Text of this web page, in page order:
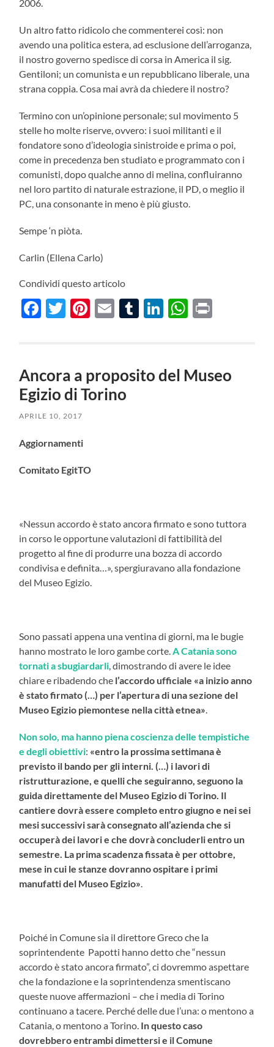
2006.
Un altro fatto ridicolo che commenterei così: non
avendo una politica estera, ad esclusione dell’arroganza,
il nostro governo spedisce di corsa in America il sig.
Gentiloni; un comunista e un repubblicano liberale, una
strana coppia. Cosa mai avrà da chiedere il nostro?
Termino con un’opinione personale; sul movimento 5
stelle ho molte riserve, ovvero: i suoi militanti e il
fondatore sono d’ideologia sinistroide e prima o poi,
come in precedenza ben studiato e programmato con i
comunisti, dopo qualche anno di melina, confluiranno
nel loro partito di naturale estrazione, il PD, o meglio il
PC, una consonante in meno è più giusto.
Sempe ‘n piòta.
Carlin (Ellena Carlo)
Condividi questo articolo
Facebook
Twitter
Pinterest
EmailTumblr
LinkedIn
Ancora a proposito del Museo
Egizio di Torino
APRILE 10, 2017
Aggiornamenti
Comitato EgitTO
«Nessun accordo è stato ancora firmato e sono tuttora
in corso le opportune valutazioni di fattibilità del
progetto al fine di produrre una bozza di accordo
condivisa e definita…», spergiuravano alla fondazione
del Museo Egizio.
Sono passati appena una ventina di giorni, ma le bugie
hanno mostrato le loro gambe corte.A Catania sono
tornati a sbugiardarli, dimostrando di avere le idee
chiare e ribadendo che l’accordo ufficiale «a inizio anno
è stato firmato (…) per l’apertura di una sezione del
Museo Egizio piemontese nella città etnea».
Non solo, ma hanno piena coscienza delle tempistiche
e degli obiettivi: «entro la prossima settimana è
previsto il bando per gli interni. (…) i lavori di
ristrutturazione, e quelli che seguiranno, seguono la
guida direttamente del Museo Egizio di Torino. Il
cantiere dovrà essere completo entro giugno e nei sei
mesi successivi sarà consegnato all’azienda che si
occuperà dei lavori e che dovrà concluderli entro un
semestre. La prima scadenza fissata è per ottobre,
mese in cui le stanze dovranno ospitare i primi
manufatti del Museo Egizio».
Poiché in Comune sia il direttore Greco che la
soprintendente Papotti hanno detto che “nessun
accordo è stato ancora firmato”, ci dovremmo aspettare
che la fondazione e la soprintendenza smentiscano
queste nuove affermazioni – che i media di Torino
continuano a tacere. Perché delle due l’una: o mentono a
Catania, o mentono a Torino. In questo caso
dovrebbero entrambi dimettersi e il Comune